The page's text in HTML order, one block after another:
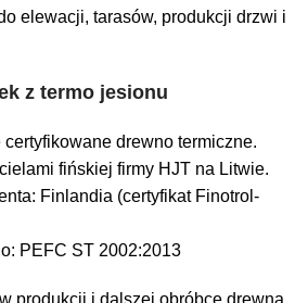
elewacji, tarasów, produkcji drzwi i
z termo jesionu
certyfikowane drewno termiczne.
fińskiej firmy HJT na Litwie.
Finlandia (certyfikat Finotrol-
PEFC ST 2002:2013
produkcji i dalszej obróbce drewna